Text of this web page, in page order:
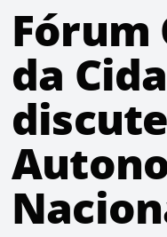
Fórum
da